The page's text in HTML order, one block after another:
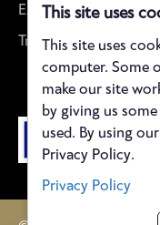
Ελλάδα
Τηλέφωνο: 21 0590
This site uses
This site uses
computer. Some
make our site
by giving us
used. By using
Privacy Policy.
Privacy Policy